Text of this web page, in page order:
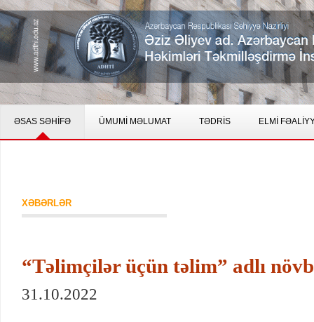
ƏSAS SƏHİFƏ ÜMUMİ MƏLUMAT TƏDRİS ELMİ
XƏBƏRLƏR
“Təlimçilər üçün təlim” adlı
31.10.2022